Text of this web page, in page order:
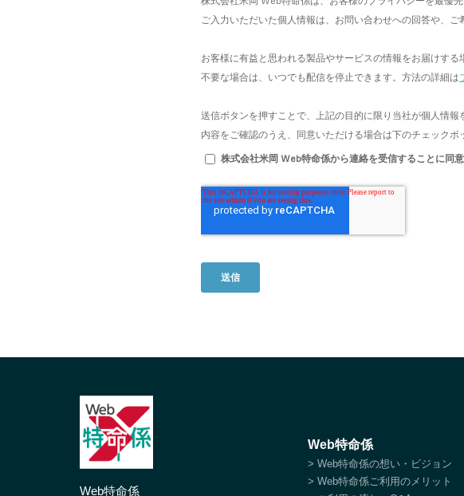
Web特命係
Web特命係
> Web特命係の想い・ビジョン
> Web特命係ご利用のメリット